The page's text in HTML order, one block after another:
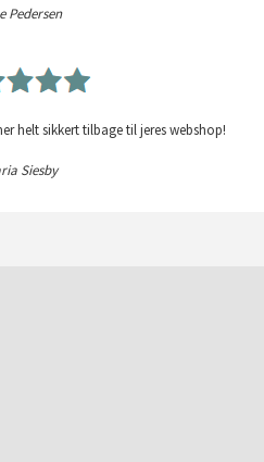
Pedersen
helt sikkert tilbage til jeres webshop!
Siesby